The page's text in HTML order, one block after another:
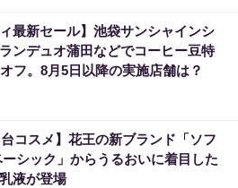
ィ最新セール】池袋サンシャインシ
ンデュオ蒲田などでコーヒー豆特
フ。8月5日以降の実施店舗は？
台コスメ】花王の新ブランド「ソフ
ーシック」からうるおいに着目した
液が登場